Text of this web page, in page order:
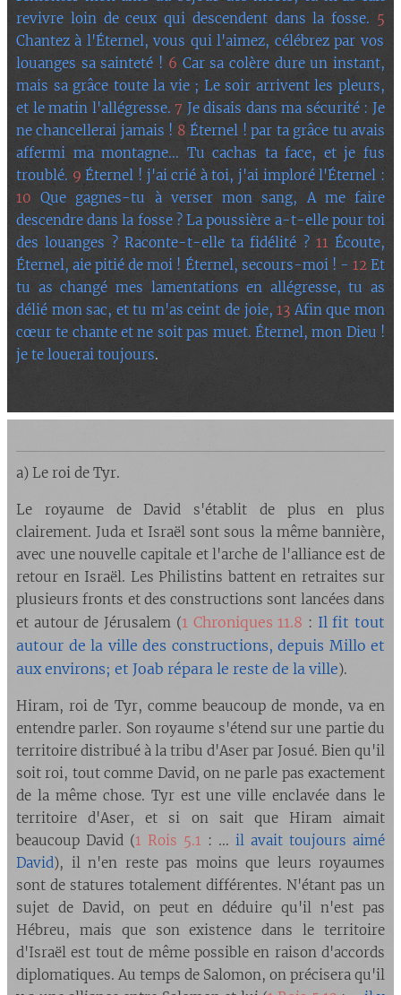
revivre loin de ceux qui descendent dans la fosse. 5
Chantez à l'Éternel, vous qui l'aimez, célébrez par vos
louanges sa sainteté ! 6 Car sa colère dure un instant,
mais sa grâce toute la vie ; Le soir arrivent les pleurs,
et le matin l'allégresse. 7 Je disais dans ma sécurité : Je
ne chancellerai jamais ! 8 Éternel ! par ta grâce tu avais
affermi ma montagne... Tu cachas ta face, et je fus
troublé. 9 Éternel ! j'ai crié à toi, j'ai imploré l'Éternel :
10 Que gagnes-tu à verser mon sang, A me faire
descendre dans la fosse ? La poussière a-t-elle pour toi
des louanges ? Raconte-t-elle ta fidélité ? 11Écoute,
Éternel, aie pitié de moi ! Éternel, secours-moi ! - 12Et
tu as changé mes lamentations en allégresse, tu as
délié mon sac, et tu m'as ceint de joie,13 Afin que mon
cœur te chante et ne soit pas muet. Éternel, mon Dieu !
je te louerai toujours.
a) Le roi de Tyr.
Le royaume de David s'établit de plus en plus
clairement. Juda et Israël sont sous la même bannière,
avec une nouvelle capitale et l'arche de l'alliance est de
retour en Israël. Les Philistins battent en retraites sur
plusieurs fronts et des constructions sont lancées dans
et autour de Jérusalem (1 Chroniques 11.8 : Il fit tout
autour de la ville des constructions, depuis Millo et
aux environs; et Joab répara le reste de la ville).
Hiram, roi de Tyr, comme beaucoup de monde, va en
entendre parler. Son royaume s'étend sur une partie du
territoire distribué à la tribu d'Aser par Josué. Bien qu'il
soit roi, tout comme David, on ne parle pas exactement
de la même chose. Tyr est une ville enclavée dans le
territoire d'Aser, et si on sait que Hiram aimait
beaucoup David (1 Rois 5.1 : ... il avait toujours aimé
David), il n'en reste pas moins que leurs royaumes
sont de statures totalement différentes. N'étant pas un
sujet de David, on peut en déduire qu'il n'est pas
Hébreu, mais que son existence dans le territoire
d'Israël est tout de même possible en raison d'accords
diplomatiques. Au temps de Salomon, on précisera qu'il